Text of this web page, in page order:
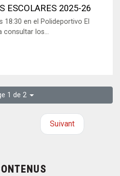
ESCOLARES 2025-26
18:30 en el Polideportivo El
consultar los...
1 de 2
Suivant